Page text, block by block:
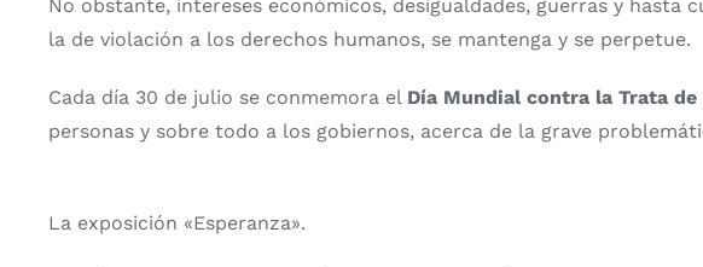
No obstante, intereses económicos, desigualdades, guerras y
la de violación a los derechos humanos, se mantenga y se perpetue.
Cada día 30 de julio se conmemora el Día Mundial contra la Trata de
personas y sobre todo a los gobiernos, acerca de la grave
La exposición «Esperanza».